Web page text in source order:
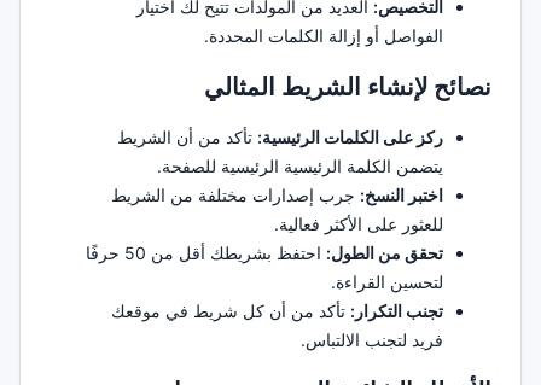
التخصيص: العديد من المولدات تتيح لك اختيار
الفواصل أو إزالة الكلمات المحددة.
نصائح لإنشاء الشريط المثالي
ركز على الكلمات الرئيسية: تأكد من أن الشريط
يتضمن الكلمة الرئيسية الرئيسية للصفحة.
اختبر النسخ: جرب إصدارات مختلفة من الشريط
للعثور على الأكثر فعالية.
تحقق من الطول:
احتفظ بشريطك أقل من 50 حرفًا
لتحسين القراءة.
تجنب التكرار: تأكد من أن كل شريط في موقعك
فريد لتجنب الالتباس.